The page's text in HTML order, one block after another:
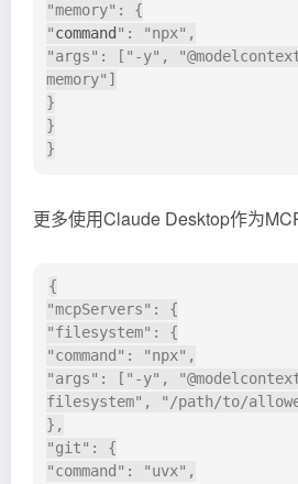
"memory": {
"command ": "npx",
"args": ["-y",
memory"]
}
}
更多使用Claude Desktop作为
{
"mcpServers": {
"filesystem": {
"command": "npx",
"args": ["-y",
filesystem", "/path/to/
},
"git": {
"command": "uvx",